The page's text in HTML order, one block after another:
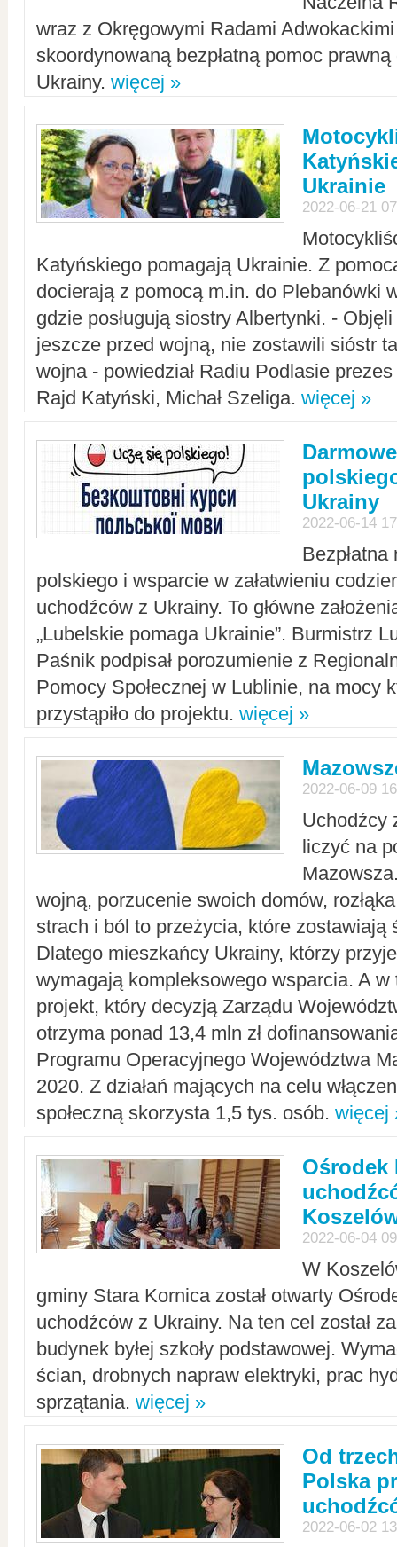
wraz z Okręgowymi Radami Adwokackimi
skoordynowaną bezpłatną pomoc
Ukrainy. więcej »
Ukrainie
2022-06-21
Katyńskiego pomagają Ukrainie. Z
docierają z pomocą m.in. do Plebanówki
gdzie posługują siostry Albertynki. -
jeszcze przed wojną, nie zostawili sióstr
wojna - powiedział Radiu Podlasie
Rajd Katyński, Michał Szeliga. więcej »
Ukrainy
2022-06-14
polskiego i wsparcie w załatwieniu
uchodźców z Ukrainy. To główne
„Lubelskie pomaga Ukrainie”. Burmistrz
Paśnik podpisał porozumienie z
Pomocy Społecznej w Lublinie, na mocy
przystąpiło do projektu. więcej »
2022-06-09
Uchodźcy
liczyć na
wojną, porzucenie swoich domów,
strach i ból to przeżycia, które zostawiają
Dlatego mieszkańcy Ukrainy, którzy
wymagają kompleksowego wsparcia. A w
projekt, który decyzją Zarządu
otrzyma ponad 13,4 mln zł
Programu Operacyjnego Województwa
2020. Z działań mających na celu
społeczną skorzysta 1,5 tys. osób. więcej
Ośrodek
2022-06-04
W
gminy Stara Kornica został otwarty
uchodźców z Ukrainy. Na ten cel został
budynek byłej szkoły podstawowej.
ścian, drobnych napraw elektryki, prac
sprzątania. więcej »
Od
Polska
2022-06-02